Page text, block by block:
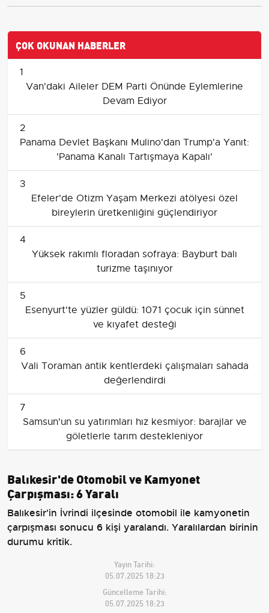
ÇOK OKUNAN HABERLER
1
Van'daki Aileler DEM Parti Önünde Eylemlerine
Devam Ediyor
2
Panama Devlet Başkanı Mulino'dan Trump'a Yanıt:
'Panama Kanalı Tartışmaya Kapalı'
3
Efeler'de Otizm Yaşam Merkezi atölyesi özel
bireylerin üretkenliğini güçlendiriyor
4
Yüksek rakımlı floradan sofraya: Bayburt balı
turizme taşınıyor
5
Esenyurt'te yüzler güldü: 1071 çocuk için sünnet
ve kıyafet desteği
6
Vali Toraman antik kentlerdeki çalışmaları sahada
değerlendirdi
7
Samsun'un su yatırımları hız kesmiyor: barajlar ve
göletlerle tarım destekleniyor
Balıkesir'de Otomobil ve Kamyonet
Çarpışması: 6 Yaralı
Balıkesir'in İvrindi ilçesinde otomobil ile kamyonetin
çarpışması sonucu 6 kişi yaralandı. Yaralılardan birinin
durumu kritik.
Yayın Tarihi:
05.07.2025 18:23
Güncelleme Tarihi:
05.07.2025 18:23